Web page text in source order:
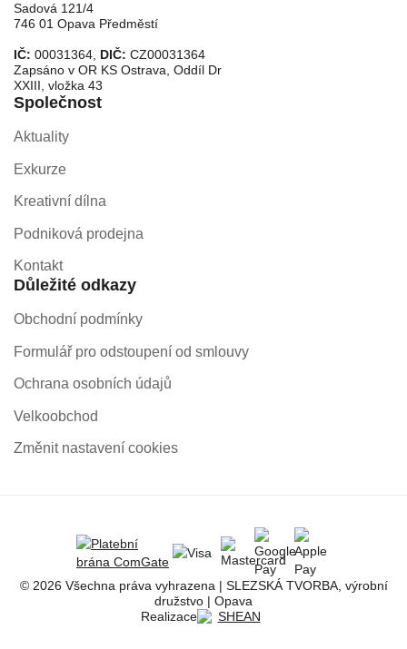
Sadová 121/4
746 01 Opava Předměstí
IČ: 00031364, DIČ: CZ00031364
Zapsáno v OR KS Ostrava, Oddíl Dr
XXIII, vložka 43
Společnost
Aktuality
Exkurze
Kreativní dílna
Podniková prodejna
Kontakt
Důležité odkazy
Obchodní podmínky
Formulář pro odstoupení od smlouvy
Ochrana osobních údajů
Velkoobchod
Změnit nastavení cookies
© 2026 Všechna práva vyhrazena | SLEZSKÁ TVORBA, výrobní
družstvo | Opava
Realizace